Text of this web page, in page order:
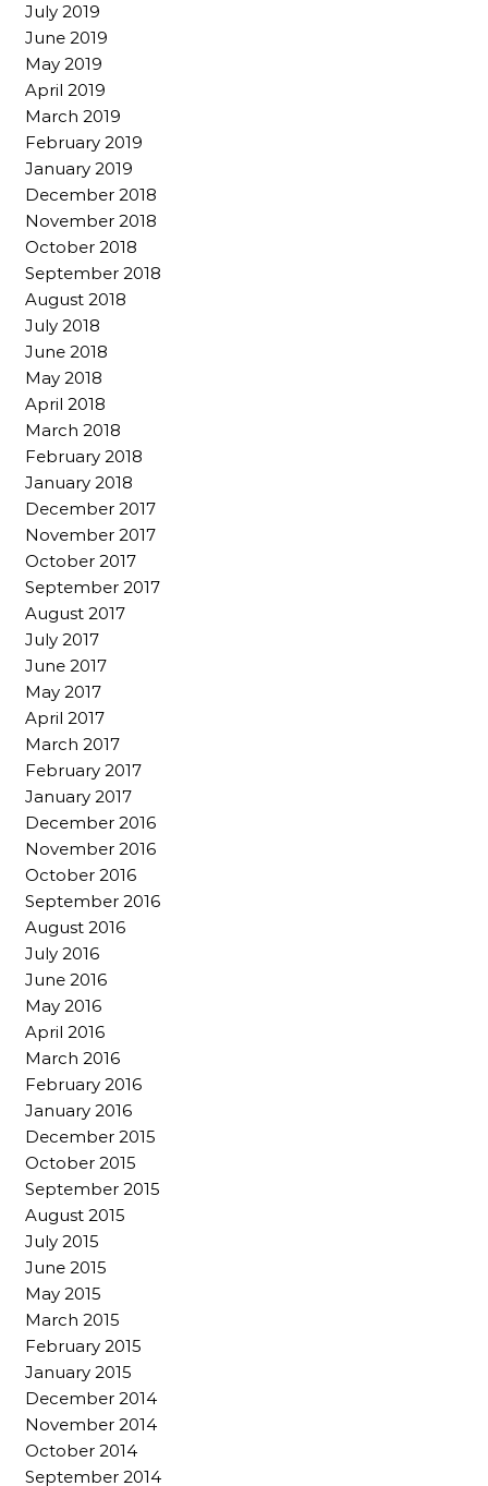
July 2019
June 2019
May 2019
April 2019
March 2019
February 2019
January 2019
December 2018
November 2018
October 2018
September 2018
August 2018
July 2018
June 2018
May 2018
April 2018
March 2018
February 2018
January 2018
December 2017
November 2017
October 2017
September 2017
August 2017
July 2017
June 2017
May 2017
April 2017
March 2017
February 2017
January 2017
December 2016
November 2016
October 2016
September 2016
August 2016
July 2016
June 2016
May 2016
April 2016
March 2016
February 2016
January 2016
December 2015
October 2015
September 2015
August 2015
July 2015
June 2015
May 2015
March 2015
February 2015
January 2015
December 2014
November 2014
October 2014
September 2014